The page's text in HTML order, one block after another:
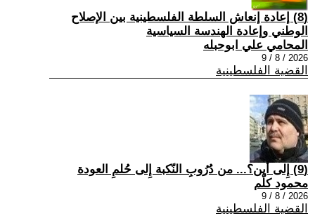
(8) إعادة إنعاش السلطة الفلسطينية بين الإصلاح
الوطني وإعادة الهندسة السياسية
المحامي علي ابوحبله
2026 / 8 / 9
القضية الفلسطينية
(9) إِلى أين؟... من دُرُوبِ النّكبة إِلى حُلمِ العودة
محمود كلّم
2026 / 8 / 9
القضية الفلسطينية